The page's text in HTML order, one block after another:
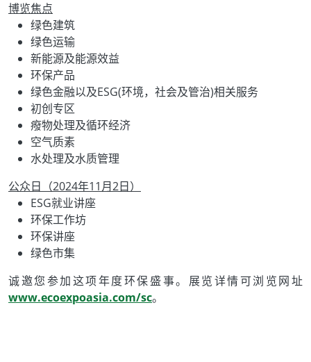
博览焦点
绿色建筑
绿色运输
新能源及能源效益
环保产品
绿色金融以及ESG(环境，社会及管治)相关服务
初创专区
癈物处理及循环经济
空气质素
水处理及水质管理
公众日（2024年11月2日）
ESG就业讲座
环保工作坊
环保讲座
绿色市集
诚邀您参加这项年度环保盛事。展览详情可浏览网址
www.ecoexpoasia.com/sc。